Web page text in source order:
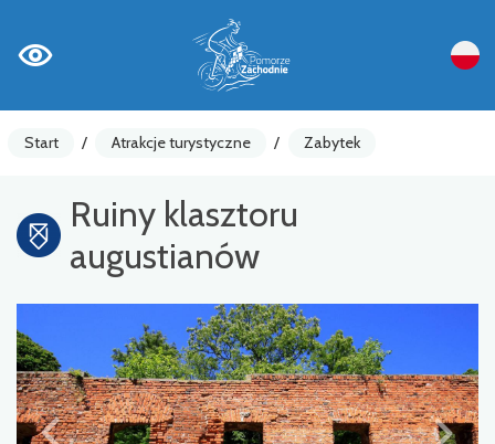
Start / Atrakcje turystyczne / Zabytek
Ruiny klasztoru
augustianów